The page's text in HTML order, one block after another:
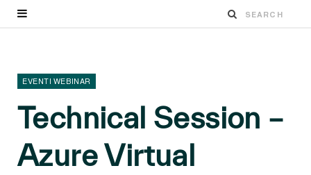
EVENTI WEBINAR
Technical Session –
Azure Virtual